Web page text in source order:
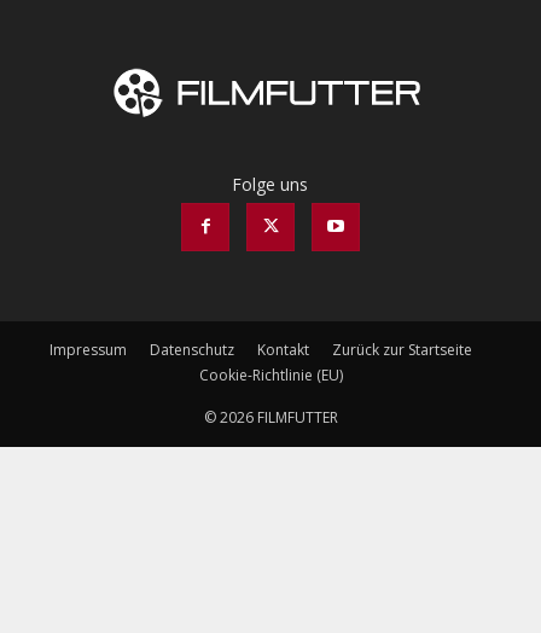
Folge uns
Impressum Datenschutz Kontakt
Zurück zur Startseite
Cookie-Richtlinie (EU)
© 2026 FILMFUTTER